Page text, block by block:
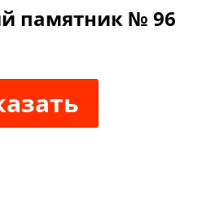
памятник № 96